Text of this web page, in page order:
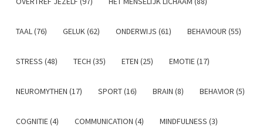
TAAL (76) GELUK (62) ONDERWIJS (61) BEHAVIOUR (55)
STRESS (48) TECH (35) ETEN (25) EMOTIE (17)
NEUROMYTHEN (17) SPORT (16) BRAIN (8) BEHAVIOR (5)
COGNITIE (4) COMMUNICATION (4) MINDFULNESS (3)